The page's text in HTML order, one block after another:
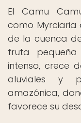
El Camu
como Myrciaria
de la cuenca
fruta
intenso, crece
aluviales y
amazónica,
favorece su